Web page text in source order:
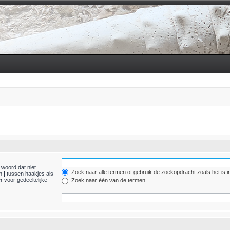
dat niet
| tussen haakjes als
voor gedeeltelijke
Zoek naar alle termen of gebruik de zoekopdracht zoals het is
Zoek naar één van de termen